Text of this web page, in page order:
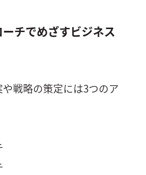
チでめざすビジネス
戦略の策定には3つのア